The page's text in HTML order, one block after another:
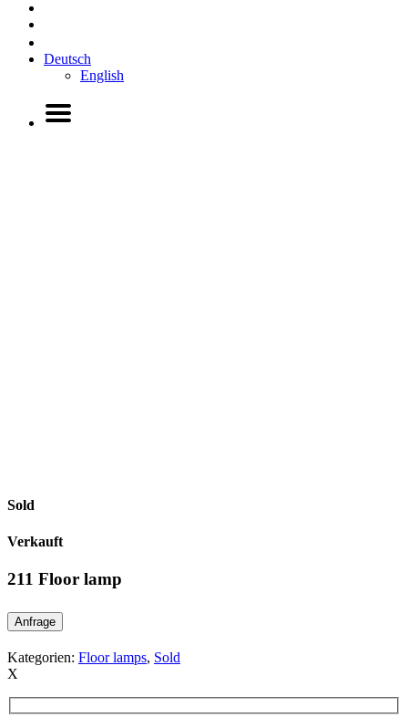
Deutsch
English
Sold
Verkauft
211 Floor lamp
Anfrage
Kategorien: Floor lamps, Sold
X